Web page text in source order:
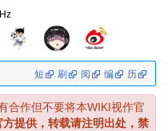
短 刷 阅 编 历
合作但不要将本WIKI视作官
提供，转载请注明出处，禁